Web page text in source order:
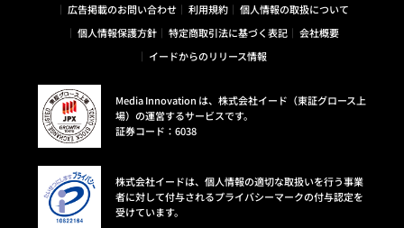
広告掲載のお問い合わせ
利用規約
個人情報の取扱について
個人情報保護方針
特定商取引法に基づく表記
会社概要
イードからのリリース情報
Media Innovation は、株式会社イード（東証グロース上
場）の運営するサービスです。
証券コード：6038
株式会社イードは、個人情報の適切な取扱いを行う事業
者に対して付与されるプライバシーマークの付与認定を
受けています。